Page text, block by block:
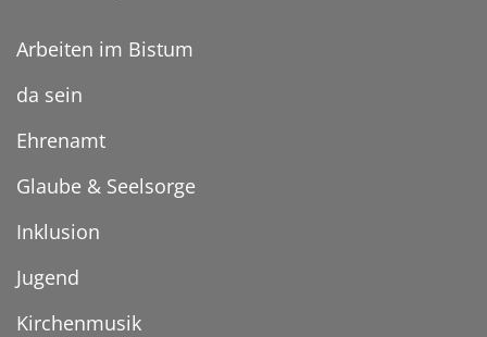
Arbeiten im Bistum
da sein
Ehrenamt
Glaube & Seelsorge
Inklusion
Jugend
Kirchenmusik